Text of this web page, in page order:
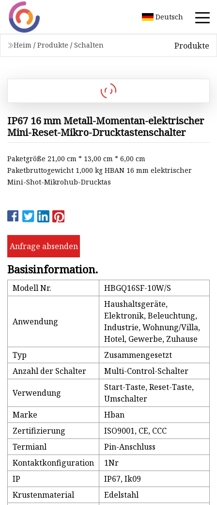
Deutsch
Heim / Produkte / Schalten Produkte
IP67 16 mm Metall-Momentan-elektrischer
Mini-Reset-Mikro-Drucktastenschalter
Paketgröße 21,00 cm * 13,00 cm * 6,00 cm
Paketbruttogewicht 1,000 kg HBAN 16 mm elektrischer
Mini-Shot-Mikrohub-Drucktas
Anfrage absenden
Basisinformation.
Modell Nr. HBGQ16SF-10W/S
Anwendung
Haushaltsgeräte,
Elektronik, Beleuchtung,
Industrie, Wohnung/Villa,
Hotel, Gewerbe, Zuhause
Typ
Zusammengesetzt
Anzahl der Schalter
Multi-Control-Schalter
Verwendung
Start-Taste, Reset-Taste,
Umschalter
Marke
Hban
Zertifizierung
ISO9001, CE, CCC
Termianl
Pin-Anschluss
Kontaktkonfiguration
1Nr
IP
IP67, Ik09
Krustenmaterial
Edelstahl